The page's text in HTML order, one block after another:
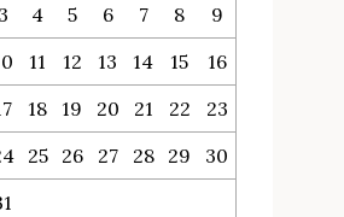
4 5 6 7 8
9
11 12 13 14 15
16
18 19 20 21 22
23
25 26 27 28 29
30